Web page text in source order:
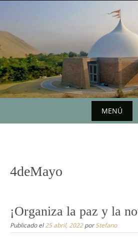
contenido
MENÚ
4deMayo
¡Organiza la paz y la
Publicado el25 abril, 2022porStefano